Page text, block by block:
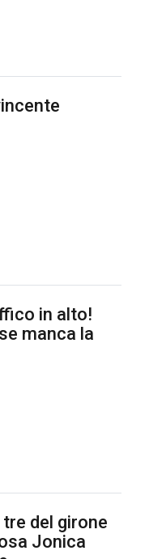
in alto!
manca la
del girone
Jonica